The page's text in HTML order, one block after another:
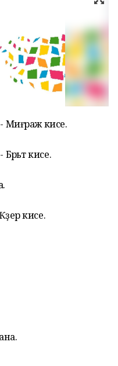
- Миғраж кисе.
кисе.
кисе.